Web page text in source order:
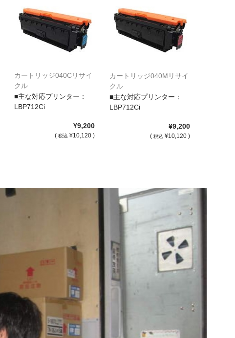
カートリッジ040Cリサイ
クル
■主な対応プリンター：
LBP712Ci
¥9,200
( 税込 ¥10,120 )
カートリッジ040Mリサイ
クル
■主な対応プリンター：
LBP712Ci
¥9,200
( 税込 ¥10,120 )